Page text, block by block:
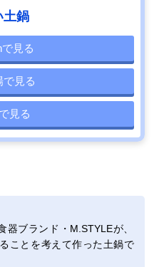
土鍋
見る
で見る
見る
器ブランド・M.STYLEが、
ことを考えて作った土鍋で